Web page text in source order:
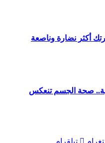
أكثر نضارة وناصعة
صحة الجسم تنعكس
تيلقرام